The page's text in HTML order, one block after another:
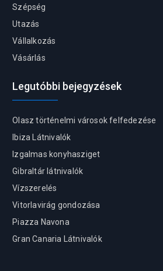
Szépség
Utazás
Vállalkozás
Vásárlás
Legutóbbi bejegyzések
Olasz történelmi városok felfedezése
Ibiza Látnivalók
Izgalmas konyhasziget
Gibraltár látnivalók
Vízszerelés
Vitorlavirág gondozása
Piazza Navona
Gran Canaria Látnivalók